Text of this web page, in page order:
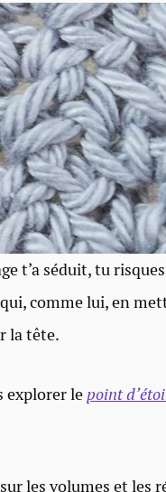
t’a séduit, tu
comme lui, en
la tête.
explorer le point
les volumes et les